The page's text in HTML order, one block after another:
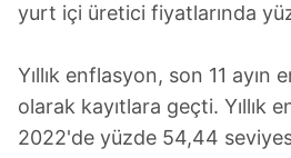
Sitemizde kendimize ve üçüncü
kullanılmaktadır. Bu çerezler
verileriniz işlenmekte olup gerekli
toplumu hizmetlerinin sunulması
yurt içi üretici fiyatlarında
Yıllık enflasyon, son 11 ayın
olarak kayıtlara geçti. Yıllık
2022'de yüzde 54,44